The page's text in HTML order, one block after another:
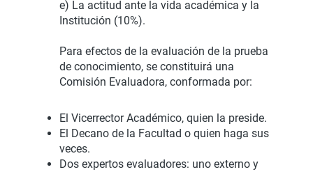
e) La actitud ante la vida académica y la
Institución (10%).
Para efectos de la evaluación de la prueba
de conocimiento, se constituirá una
Comisión Evaluadora, conformada por:
El Vicerrector Académico, quien la preside.
El Decano de la Facultad o quien haga sus
veces.
Dos expertos evaluadores: uno externo y